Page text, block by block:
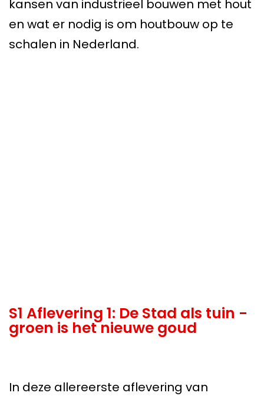
kansen van industrieel bouwen met hout
en wat er nodig is om houtbouw op te
schalen in Nederland.
S1 Aflevering 1: De Stad als tuin -
groen is het nieuwe goud
In deze allereerste aflevering van